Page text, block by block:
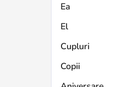
Ea
El
Cupluri
Copii